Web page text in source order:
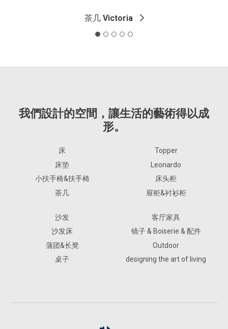
茶几 Victoria
我們設計的空間，讓生活的藝術得以成
形。
床
床垫
小扶手椅&扶手椅
茶几
Topper
Leonardo
床头柜
屉柜&衬衫柜
沙发
沙发床
蒲团&长凳
桌子
客厅家具
镜子 & Boiserie & 配件
Outdoor
designing the art of living